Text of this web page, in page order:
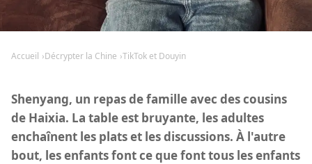
Accueil Décrypter la Chine TikTok et Douyin
Shenyang, un repas de famille avec des cousins
de Haixia. La table est bruyante, les adultes
enchaînent les plats et les discussions. À l'autre
bout, les enfants font ce que font tous les enfants